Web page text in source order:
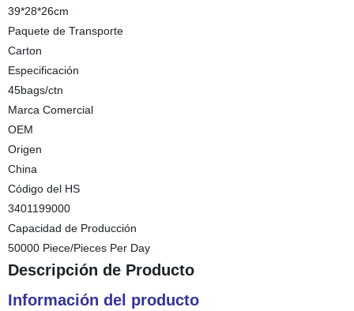
39*28*26cm
Paquete de Transporte
Carton
Especificación
45bags/ctn
Marca Comercial
OEM
Origen
China
Código del HS
3401199000
Capacidad de Producción
50000 Piece/Pieces Per Day
Descripción de Producto
Información del producto